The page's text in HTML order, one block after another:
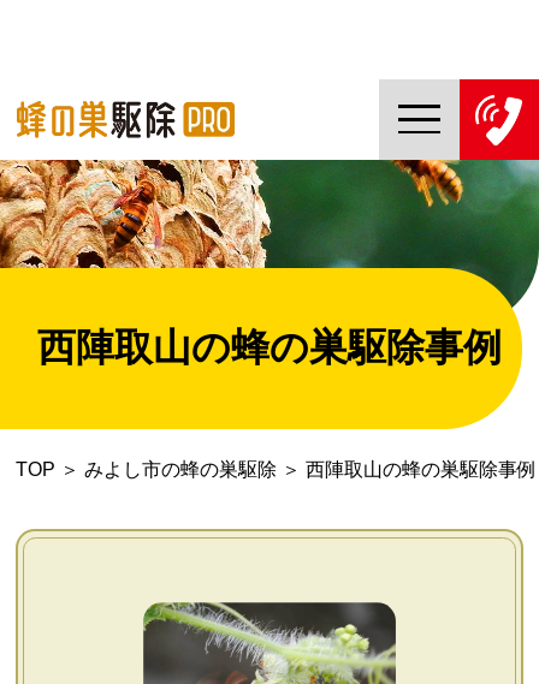
TOP
蜂の巣駆除PROについて
蜂の巣駆除ご依頼の流れ
対応エリア一覧
会社概要
西陣取山の蜂の巣駆除事例
TOP ＞ みよし市の蜂の巣駆除 ＞ 西陣取山の蜂の巣駆除事例